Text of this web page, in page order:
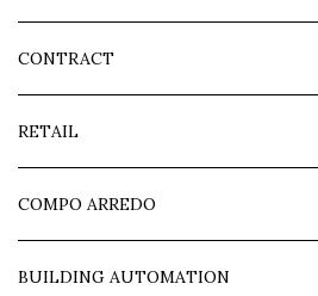
CONTRACT
RETAIL
COMPO ARREDO
BUILDING AUTOMATION